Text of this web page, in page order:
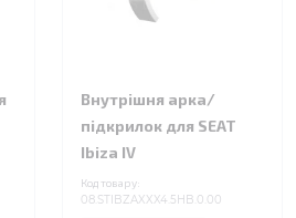
Внутрішня арка/
підкрилок для SEAT
Ibiza IV
Код товару:
08.STIBZAXXX4.5HB.0.00